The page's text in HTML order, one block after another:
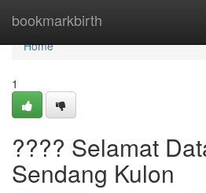
bookmarkbirth
Home
Home
1
???? Selamat
Sendang Kulon